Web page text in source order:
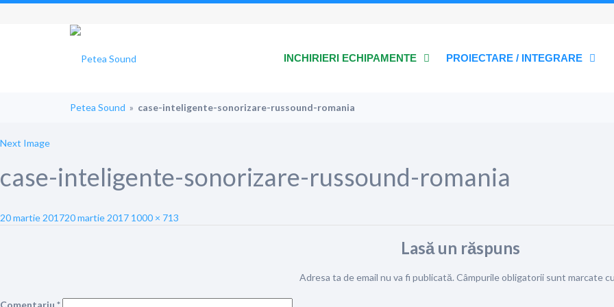
INCHIRIERI ECHIPAMENTE PROIECTARE / INTEGRARE
Petea Sound » case-inteligente-sonorizare-russound-romania
Next Image
case-inteligente-sonorizare-russound-romania
Posted
20 martie 201720 martie 2017 Full
1000 × 713
Lasă un răspuns
Adresa ta de email nu va fi publicată. Câmpurile obligatorii sunt marcate cu
Comentariu *